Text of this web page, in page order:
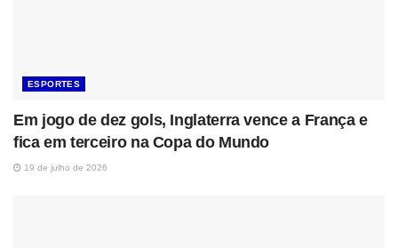
ESPORTES
Em jogo de dez gols, Inglaterra vence a França e
fica em terceiro na Copa do Mundo
19 de julho de 2026